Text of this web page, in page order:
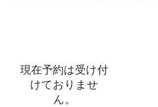
現在予約は受け付
けておりませ
ん。